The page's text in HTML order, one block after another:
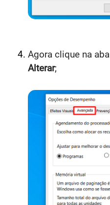
Agora clique na aba
Alterar;